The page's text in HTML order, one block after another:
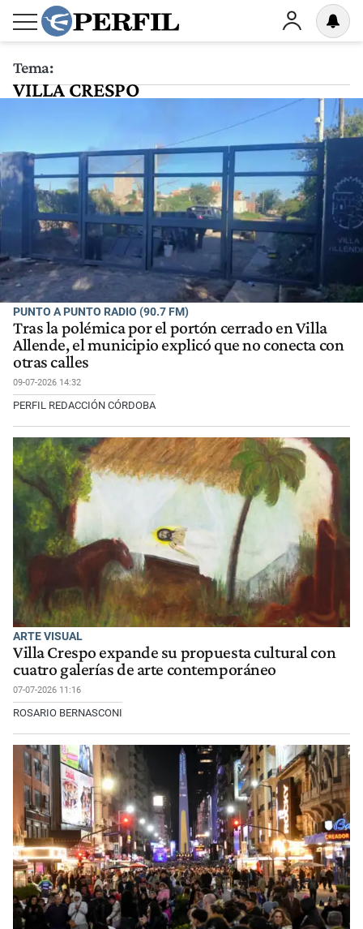
Tema:
VILLA CRESPO
PUNTO A PUNTO RADIO (90.7 FM)
Tras la polémica por el portón cerrado en Villa
Allende, el municipio explicó que no conecta con
otras calles
09-07-2026 14:32
PERFIL REDACCIÓN CÓRDOBA
ARTE VISUAL
Villa Crespo expande su propuesta cultural con
cuatro galerías de arte contemporáneo
07-07-2026 11:16
ROSARIO BERNASCONI